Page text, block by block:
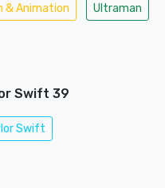
& Animation Ultraman
Swift 39
Swift